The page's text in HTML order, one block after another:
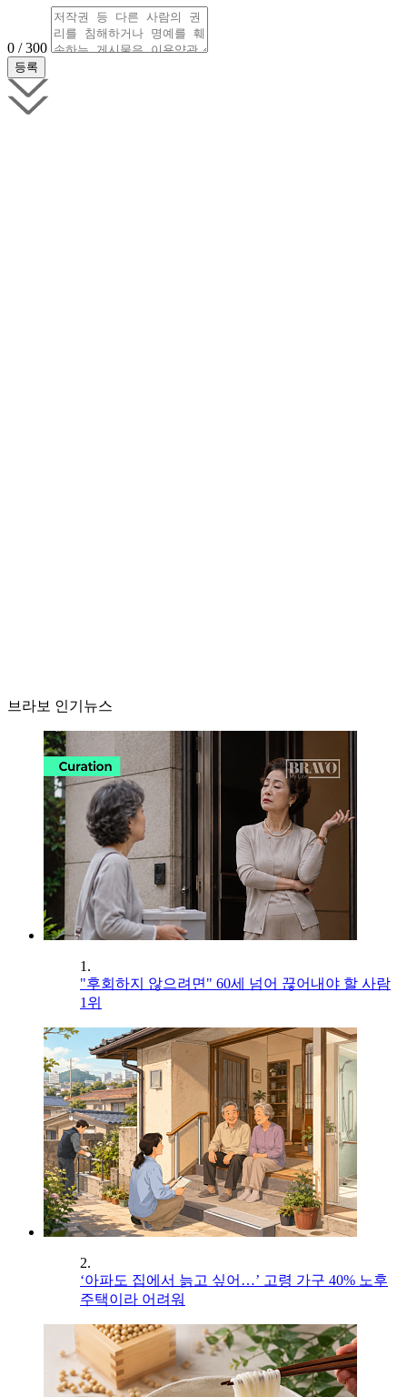
0 / 300
브라보 인기뉴스
1.
"후회하지 않으려면" 60세 넘어 끊어내야 할 사람
1위
2.
‘아파도 집에서 늙고 싶어…’ 고령 가구 40% 노후
주택이라 어려워